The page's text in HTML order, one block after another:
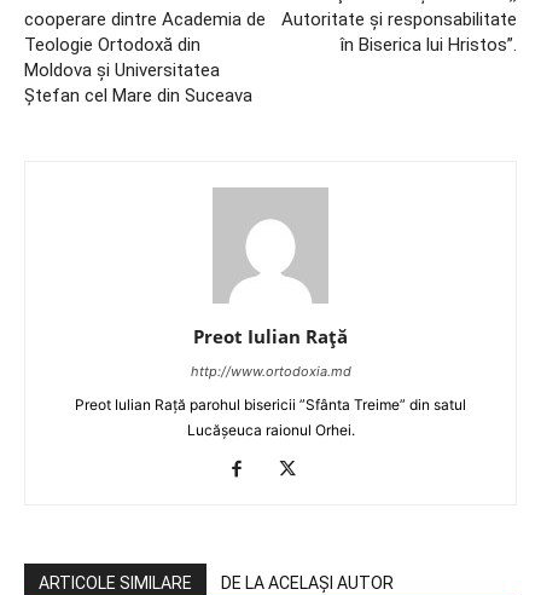
cooperare dintre Academia de
Teologie Ortodoxă din
Moldova și Universitatea
Ștefan cel Mare din Suceava
Autoritate şi responsabilitate
în Biserica lui Hristos”.
Preot Iulian Raţă
http://www.ortodoxia.md
Preot Iulian Rață parohul bisericii ”Sfânta Treime” din satul
Lucășeuca raionul Orhei.
ARTICOLE SIMILARE DE LA ACELAȘI AUTOR